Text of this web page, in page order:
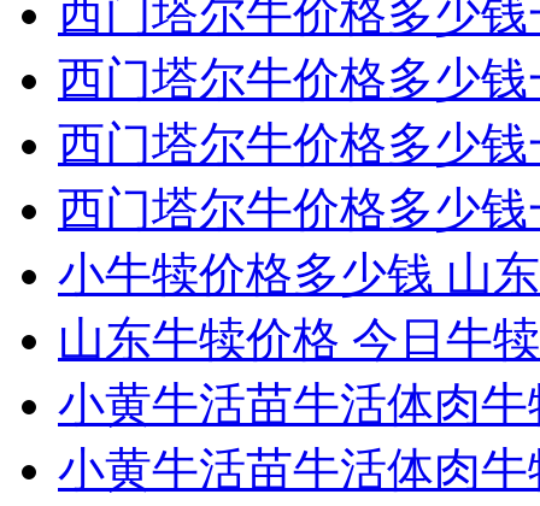
西门塔尔牛价格多少
西门塔尔牛价格多少
西门塔尔牛价格多少
西门塔尔牛价格多少
小牛犊价格多少钱 山
山东牛犊价格 今日牛
小黄牛活苗牛活体肉
小黄牛活苗牛活体肉